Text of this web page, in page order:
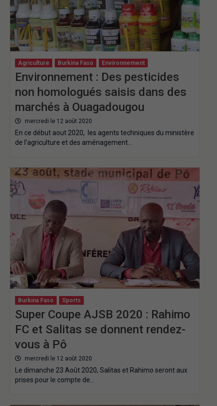
Agriculture Burkina Faso Environnement
Environnement : Des pesticides
non homologués saisis dans des
marchés à Ouagadougou
mercredi le 12 août 2020
En ce début aout 2020, les agents techniques du ministère
de l’agriculture et des aménagement…
Burkina Faso Sports
Super Coupe AJSB 2020 : Rahimo
FC et Salitas se donnent rendez-
vous à Pô
mercredi le 12 août 2020
Le dimanche 23 Août 2020, Salitas et Rahimo seront aux
prises pour le compte de…